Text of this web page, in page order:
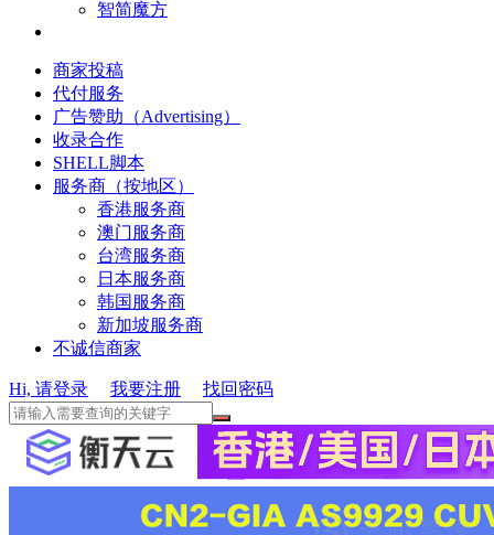
智简魔方
商家投稿
代付服务
广告赞助（Advertising）
收录合作
SHELL脚本
服务商（按地区）
香港服务商
澳门服务商
台湾服务商
日本服务商
韩国服务商
新加坡服务商
不诚信商家
Hi, 请登录 我要注册 找回密码